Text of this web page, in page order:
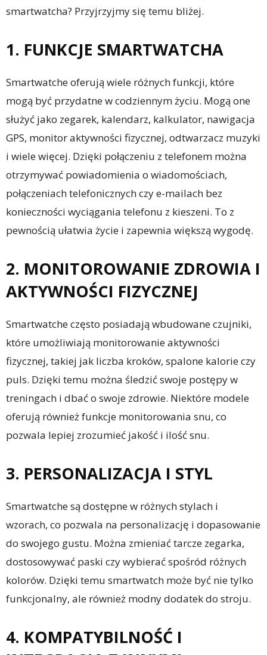
smartwatcha? Przyjrzyjmy się temu bliżej.
1. FUNKCJE SMARTWATCHA
Smartwatche oferują wiele różnych funkcji, które
mogą być przydatne w codziennym życiu. Mogą one
służyć jako zegarek, kalendarz, kalkulator, nawigacja
GPS, monitor aktywności fizycznej, odtwarzacz muzyki
i wiele więcej. Dzięki połączeniu z telefonem można
otrzymywać powiadomienia o wiadomościach,
połączeniach telefonicznych czy e-mailach bez
konieczności wyciągania telefonu z kieszeni. To z
pewnością ułatwia życie i zapewnia większą wygodę.
2. MONITOROWANIE ZDROWIA I
AKTYWNOŚCI FIZYCZNEJ
Smartwatche często posiadają wbudowane czujniki,
które umożliwiają monitorowanie aktywności
fizycznej, takiej jak liczba kroków, spalone kalorie czy
puls. Dzięki temu można śledzić swoje postępy w
treningach i dbać o swoje zdrowie. Niektóre modele
oferują również funkcje monitorowania snu, co
pozwala lepiej zrozumieć jakość i ilość snu.
3. PERSONALIZACJA I STYL
Smartwatche są dostępne w różnych stylach i
wzorach, co pozwala na personalizację i dopasowanie
do swojego gustu. Można zmieniać tarcze zegarka,
dostosowywać paski czy wybierać spośród różnych
kolorów. Dzięki temu smartwatch może być nie tylko
funkcjonalny, ale również modny dodatek do stroju.
4. KOMPATYBILNOŚĆ I